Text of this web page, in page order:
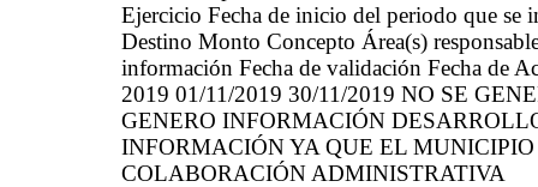
Ejercicio Fecha de inicio del periodo que se
Destino Monto Concepto Área(s)
información Fecha de validación Fecha de
2019 01/11/2019 30/11/2019 NO SE
GENERO INFORMACIÓN
INFORMACIÓN YA QUE EL
COLABORACIÓN ADMINISTRATIVA